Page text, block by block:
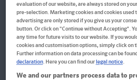
PONS Mini
Wortschatz
Alles Wichtige zur Sprache in 5
evaluation of our website, are always stored on
pre-selection. Marketing cookies and cookies used
advertising are only stored if you give us your
button. Or click on "Continue without Accepting".
any time for future visits to our website. If you
cookies and customisation options, simply click on
Further information on data processing can be
declaration. Here you can find ourlegal notice.
We and our partners process data to